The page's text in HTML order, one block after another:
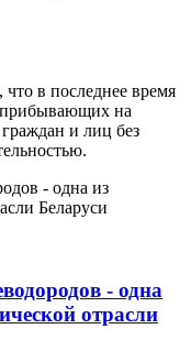
что в последнее время
прибывающих на
и лиц без
- одна
отрасли